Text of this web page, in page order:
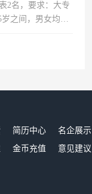
2名，要求：大专
之间，男女均
先，底薪+绩效，
简历中心 名企展示
金币充值 意见建议